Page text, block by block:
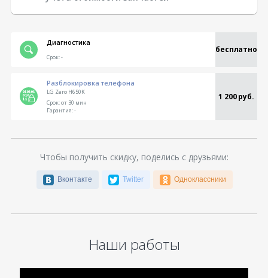
Диагностика
бесплатно
Срок:-
Разблокировка телефона
LG Zero H650K 1 200 руб.
Срок:от 30 мин
Гарантия:-
Чтобы получить скидку, поделись с друзьями:
Вконтакте Twitter Одноклассники
Наши работы